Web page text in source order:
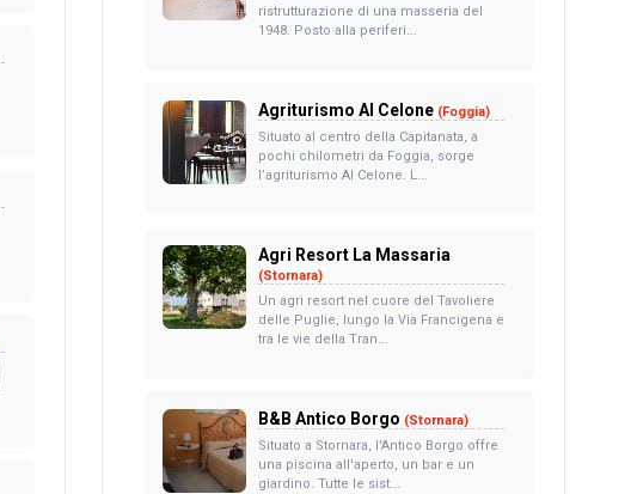
ristrutturazione di una masseria del
1948. Posto alla periferi...
Agriturismo Al Celone (Foggia)
Situato al centro della Capitanata, a
pochi chilometri da Foggia, sorge
l’agriturismo Al Celone. L...
Agri Resort La Massaria
(Stornara)
Un agri resort nel cuore del Tavoliere
delle Puglie, lungo la Via Francigena e
tra le vie della Tran...
B&B Antico Borgo (Stornara)
Situato a Stornara, l'Antico Borgo offre
una piscina all'aperto, un bar e un
giardino. Tutte le sist...